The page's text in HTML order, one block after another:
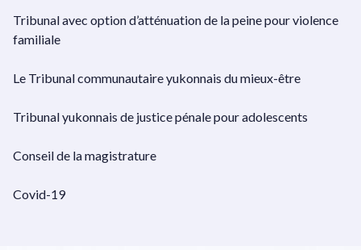
Tribunal avec option d’atténuation de la peine pour violence
familiale
Le Tribunal communautaire yukonnais du mieux-être
Tribunal yukonnais de justice pénale pour adolescents
Conseil de la magistrature
Covid-19